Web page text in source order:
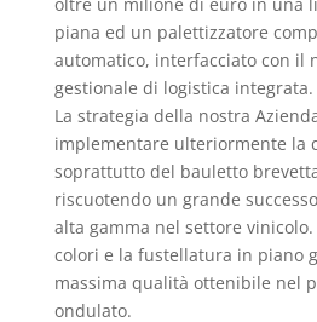
piana ed un palettizzatore
automatico, interfacciato con il
gestionale di logistica integrata.
La strategia della nostra
implementare ulteriormente la
soprattutto del bauletto
riscuotendo un grande
alta gamma nel settore
colori e la fustellatura in piano
massima qualità ottenibile nel
ondulato.